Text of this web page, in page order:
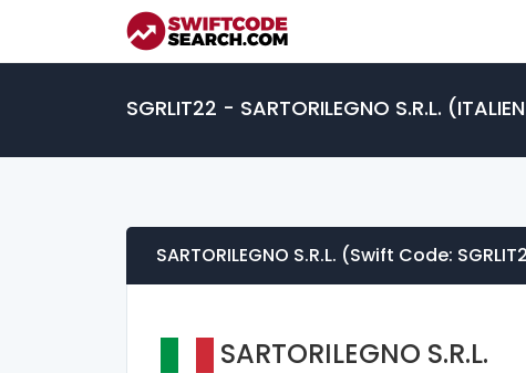
SGRLIT22 - SARTORILEGNO S.R.L.
SARTORILEGNO S.R.L. (Swift Code:
SARTORILEGNO S.R.L.